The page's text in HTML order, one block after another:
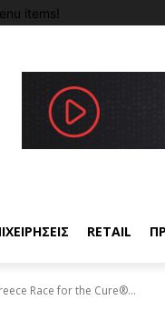
items!
RETAIL
Race for the Cure®...